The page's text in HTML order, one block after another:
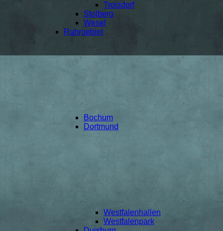
Troisdorf
Stolberg
Wesel
Ruhrgebiet
Bochum
Dortmund
Westfalenhallen
Westfalenpark